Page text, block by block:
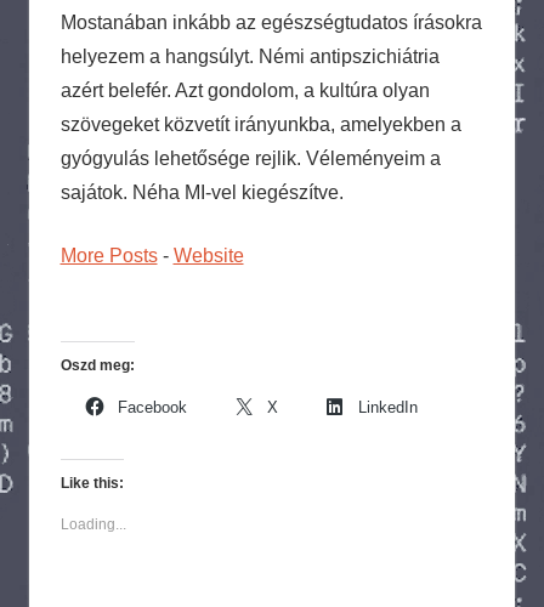
Mostanában inkább az egészségtudatos írásokra
helyezem a hangsúlyt. Némi antipszichiátria
azért belefér. Azt gondolom, a kultúra olyan
szövegeket közvetít irányunkba, amelyekben a
gyógyulás lehetősége rejlik. Véleményeim a
sajátok. Néha MI-vel kiegészítve.
More Posts- Website
Oszd meg:
Facebook X LinkedIn
Like this:
Loading...